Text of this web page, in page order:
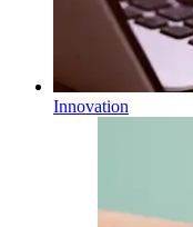
Innovation